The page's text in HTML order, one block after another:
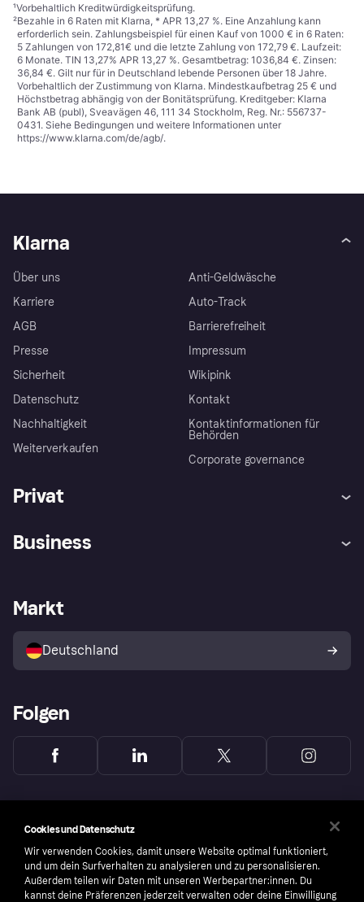
¹Vorbehaltlich Kreditwürdigkeitsprüfung.
²Bezahle in 6 Raten mit Klarna, * APR 13,27 %. Eine Anzahlung kann
erforderlich sein. Zahlungsbeispiel für einen Kauf von 1000 € in 6 Raten:
5 Zahlungen von 172,81€ und die letzte Zahlung von 172,79 €. Laufzeit:
6 Monate. TIN 13,27% APR 13,27 %. Gesamtbetrag: 1036,84 €. Zinsen:
36,84 €. Gilt nur für in Deutschland lebende Personen über 18 Jahre.
Vorbehaltlich der Zustimmung von Klarna. Mindestkaufbetrag 25 € und
Höchstbetrag abhängig von der Bonitätsprüfung. Kreditgeber: Klarna
Bank AB (publ), Sveavägen 46, 111 34 Stockholm, Reg. Nr.: 556737-
0431. Siehe Bedingungen und weitere Informationen unter
https://www.klarna.com/de/agb/.
Klarna
Über uns
Karriere
AGB
Presse
Sicherheit
Datenschutz
Nachhaltigkeit
Weiterverkaufen
Anti-Geldwäsche
Auto-Track
Barrierefreiheit
Impressum
Wikipink
Kontakt
Kontaktinformationen für
Behörden
Corporate governance
Privat
Klarna App
Shops entdecken
Käuferschutzrichtlinie
Dein Widerrufsrecht
Business
Händlerportal
Markt
Deutschland
Folgen
Cookies und Datenschutz
Wir verwenden Cookies, damit unsere Website optimal funktioniert,
und um dein Surfverhalten zu analysieren und zu personalisieren.
Außerdem teilen wir Daten mit unseren Werbepartner:innen. Du
kannst deine Präferenzen jederzeit verwalten oder deine Einwilligung